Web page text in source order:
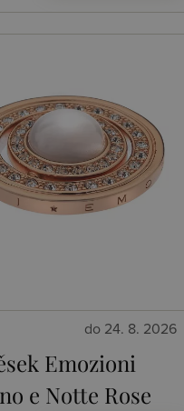
do 24. 8. 2026
Emozioni
e Notte Rose